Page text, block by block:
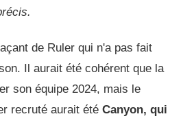
de Ruler qui n'a pas fait
Il aurait été cohérent que la
son équipe 2024, mais le
recruté aurait été Canyon, qui